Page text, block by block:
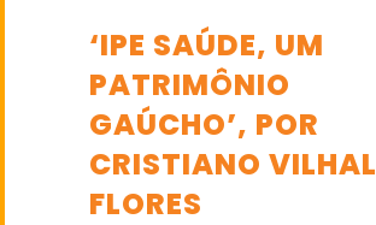
‘IPE SAÚDE, UM
PATRIMÔNIO
GAÚCHO’, POR
CRISTIANO
FLORES